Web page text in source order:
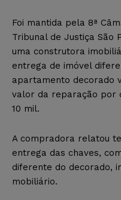
Foi mantida pela 8ª
Tribunal de Justiça São
uma construtora
entrega de imóvel
apartamento decorado
valor da reparação por
10 mil.
A compradora relatou
entrega das chaves,
diferente do decorado,
mobiliário.